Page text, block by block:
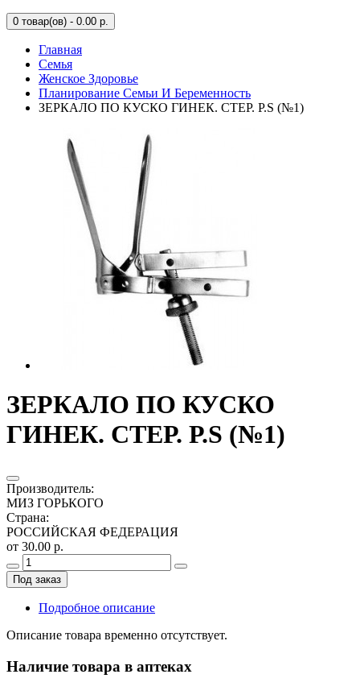
0 товар(ов) - 0.00 р.
Главная
Семья
Женское Здоровье
Планирование Семьи И Беременность
ЗЕРКАЛО ПО КУСКО ГИНЕК. СТЕР. Р.S (№1)
ЗЕРКАЛО ПО КУСКО
ГИНЕК. СТЕР. Р.S (№1)
Производитель:
МИЗ ГОРЬКОГО
Страна:
РОССИЙСКАЯ ФЕДЕРАЦИЯ
от 30.00 р.
Под заказ
Подробное описание
Описание товара временно отсутствует.
Наличие товара в аптеках